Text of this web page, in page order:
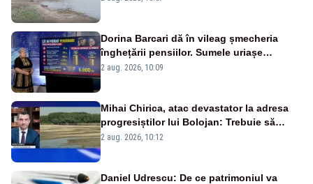
Dorina Barcari dă în vileag șmecheria
înghețării pensiilor. Sumele uriașe
pierdute de fiecare român
2 aug. 2026, 10:09
Mihai Chirica, atac devastator la adresa
progresiștilor lui Bolojan: Trebuie să
protejăm și natura, dar nu șținem omaneii
2 aug. 2026, 10:12
Daniel Udrescu: De ce patrimoniul va